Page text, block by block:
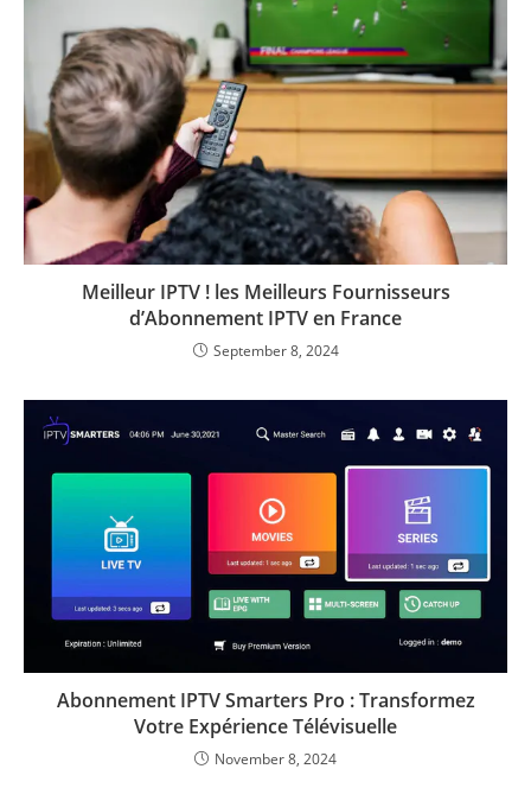
Meilleur IPTV ! les Meilleurs Fournisseurs
d’Abonnement IPTV en France
September 8, 2024
Abonnement IPTV Smarters Pro : Transformez
Votre Expérience Télévisuelle
November 8, 2024